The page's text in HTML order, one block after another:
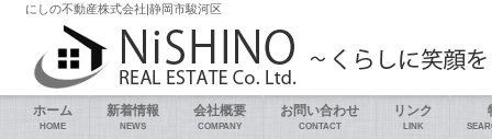
にしの不動産株式会社|静岡市駿河区
ホーム
HOME
新着情報
NEWS
会社概要
COMPANY
お問い合わせ
CONTACT
リンク
LINK